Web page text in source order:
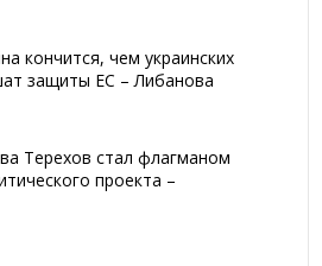
кончится, чем украинских
защиты ЕС – Либанова
Терехов стал флагманом
проекта –